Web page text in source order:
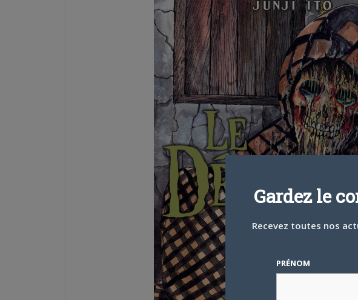
Gardez le
Recevez toutes nos
PRÉNOM